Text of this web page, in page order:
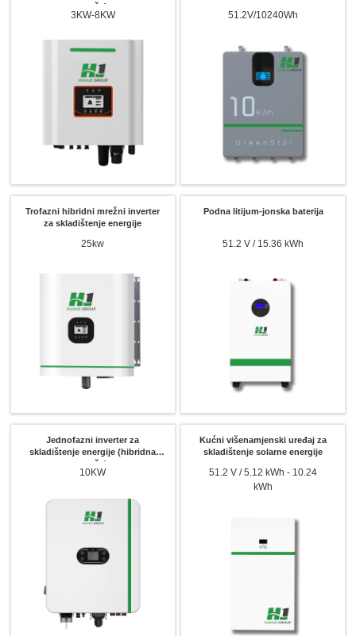
mreža)
3KW-8KW 51.2V/10240Wh
Trofazni hibridni mrežni inverter
za skladištenje energije
25kw
Podna litijum-jonska baterija
51.2 V / 15.36 kWh
Jednofazni inverter za
skladištenje energije (hibridna
mreža)
10KW
Kućni višenamjenski uređaj za
skladištenje solarne energije
51.2 V / 5.12 kWh - 10.24
kWh